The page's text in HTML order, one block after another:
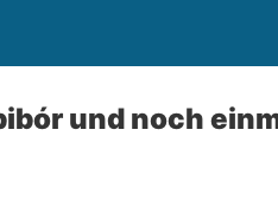
und noch